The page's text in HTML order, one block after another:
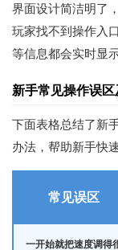
界面设计简洁明了
玩家找不到操作入
等信息都会实时显
新手常见操作误
下面表格总结了新
办法，帮助新手快
常见误区
一开始就把速度调得